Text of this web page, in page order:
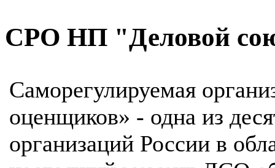
СРО НП "Деловой
Саморегулируемая
оценщиков» - одна из
организаций России в